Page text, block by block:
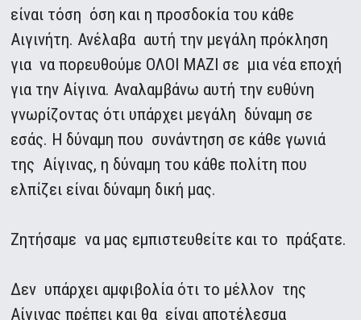
είναι τόση όση και η προσδοκία του κάθε
Αιγινήτη. Ανέλαβα αυτή την μεγάλη πρόκληση
για να πορευθούμε ΟΛΟΙ ΜΑΖΙ σε μια νέα εποχή
για την Αίγινα. Αναλαμβάνω αυτή την ευθύνη
γνωρίζοντας ότι υπάρχει μεγάλη δύναμη σε
εσάς. Η δύναμη που συνάντηση σε κάθε γωνιά
της Αίγινας, η δύναμη του κάθε πολίτη που
ελπίζει είναι δύναμη δική μας.
Ζητήσαμε να μας εμπιστευθείτε και το πράξατε.
Δεν υπάρχει αμφιβολία ότι το μέλλον της
Αίγινας πρέπει και θα είναι αποτέλεσμα